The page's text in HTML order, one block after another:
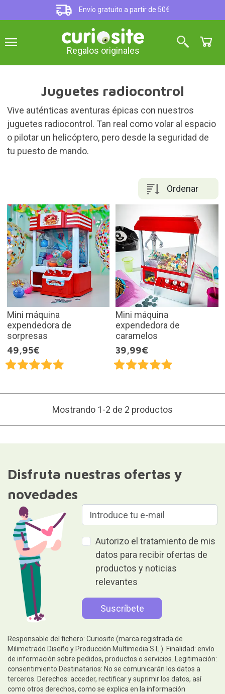
Envío gratuito a partir de 50€
Regalos originales
Juguetes radiocontrol
Vive auténticas aventuras épicas con nuestros
juguetes radiocontrol. Tan real como volar al espacio
o pilotar un helicóptero, pero desde la seguridad de
tu puesto de mando.
Ordenar
Mini máquina
expendedora de
sorpresas
49,95€
Mini máquina
expendedora de
caramelos
39,99€
Mostrando 1-2 de 2 productos
Disfruta nuestras ofertas y
novedades
Autorizo el tratamiento de mis
datos para recibir ofertas de
productos y noticias
relevantes
Responsable del fichero: Curiosite (marca registrada de
Milimetrado Diseño y Producción Multimedia S.L.). Finalidad: envío
de información sobre pedidos, productos o servicios. Legitimación:
consentimiento.Destinatarios: No se comunicarán los datos a
terceros. Derechos: acceder, rectificar y suprimir los datos, así
como otros derechos, como se explica en la información